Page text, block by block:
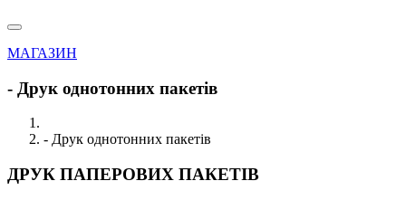
МАГАЗИН
- Друк однотонних пакетів
- Друк однотонних пакетів
ДРУК ПАПЕРОВИХ ПАКЕТІВ